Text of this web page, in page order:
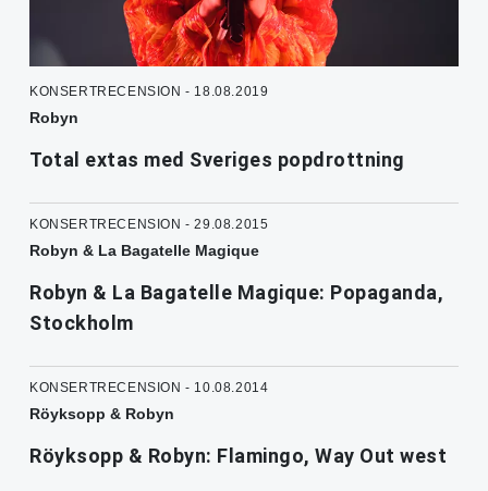
KONSERTRECENSION - 18.08.2019
Robyn
Total extas med Sveriges popdrottning
KONSERTRECENSION - 29.08.2015
Robyn & La Bagatelle Magique
Robyn & La Bagatelle Magique: Popaganda,
Stockholm
KONSERTRECENSION - 10.08.2014
Röyksopp & Robyn
Röyksopp & Robyn: Flamingo, Way Out west